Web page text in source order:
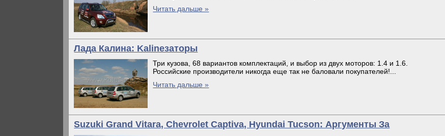
Читать дальше »
Лада Калина: Kalinезаторы
Три кузова, 68 вариантов комплектаций, и выбор из двух моторов: 1.4 и 1.6.
Российские производители никогда еще так не баловали покупателей!...
Читать дальше »
Suzuki Grand Vitara, Chevrolet Captiva, Hyundai Tucson: Аргументы За